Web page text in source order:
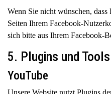
Wenn Sie nicht wünschen, dass
Seiten Ihrem Facebook-
sich bitte aus Ihrem Facebook-
5. Plugins und Tools
YouTube
Unsere Website nutzt Plugins